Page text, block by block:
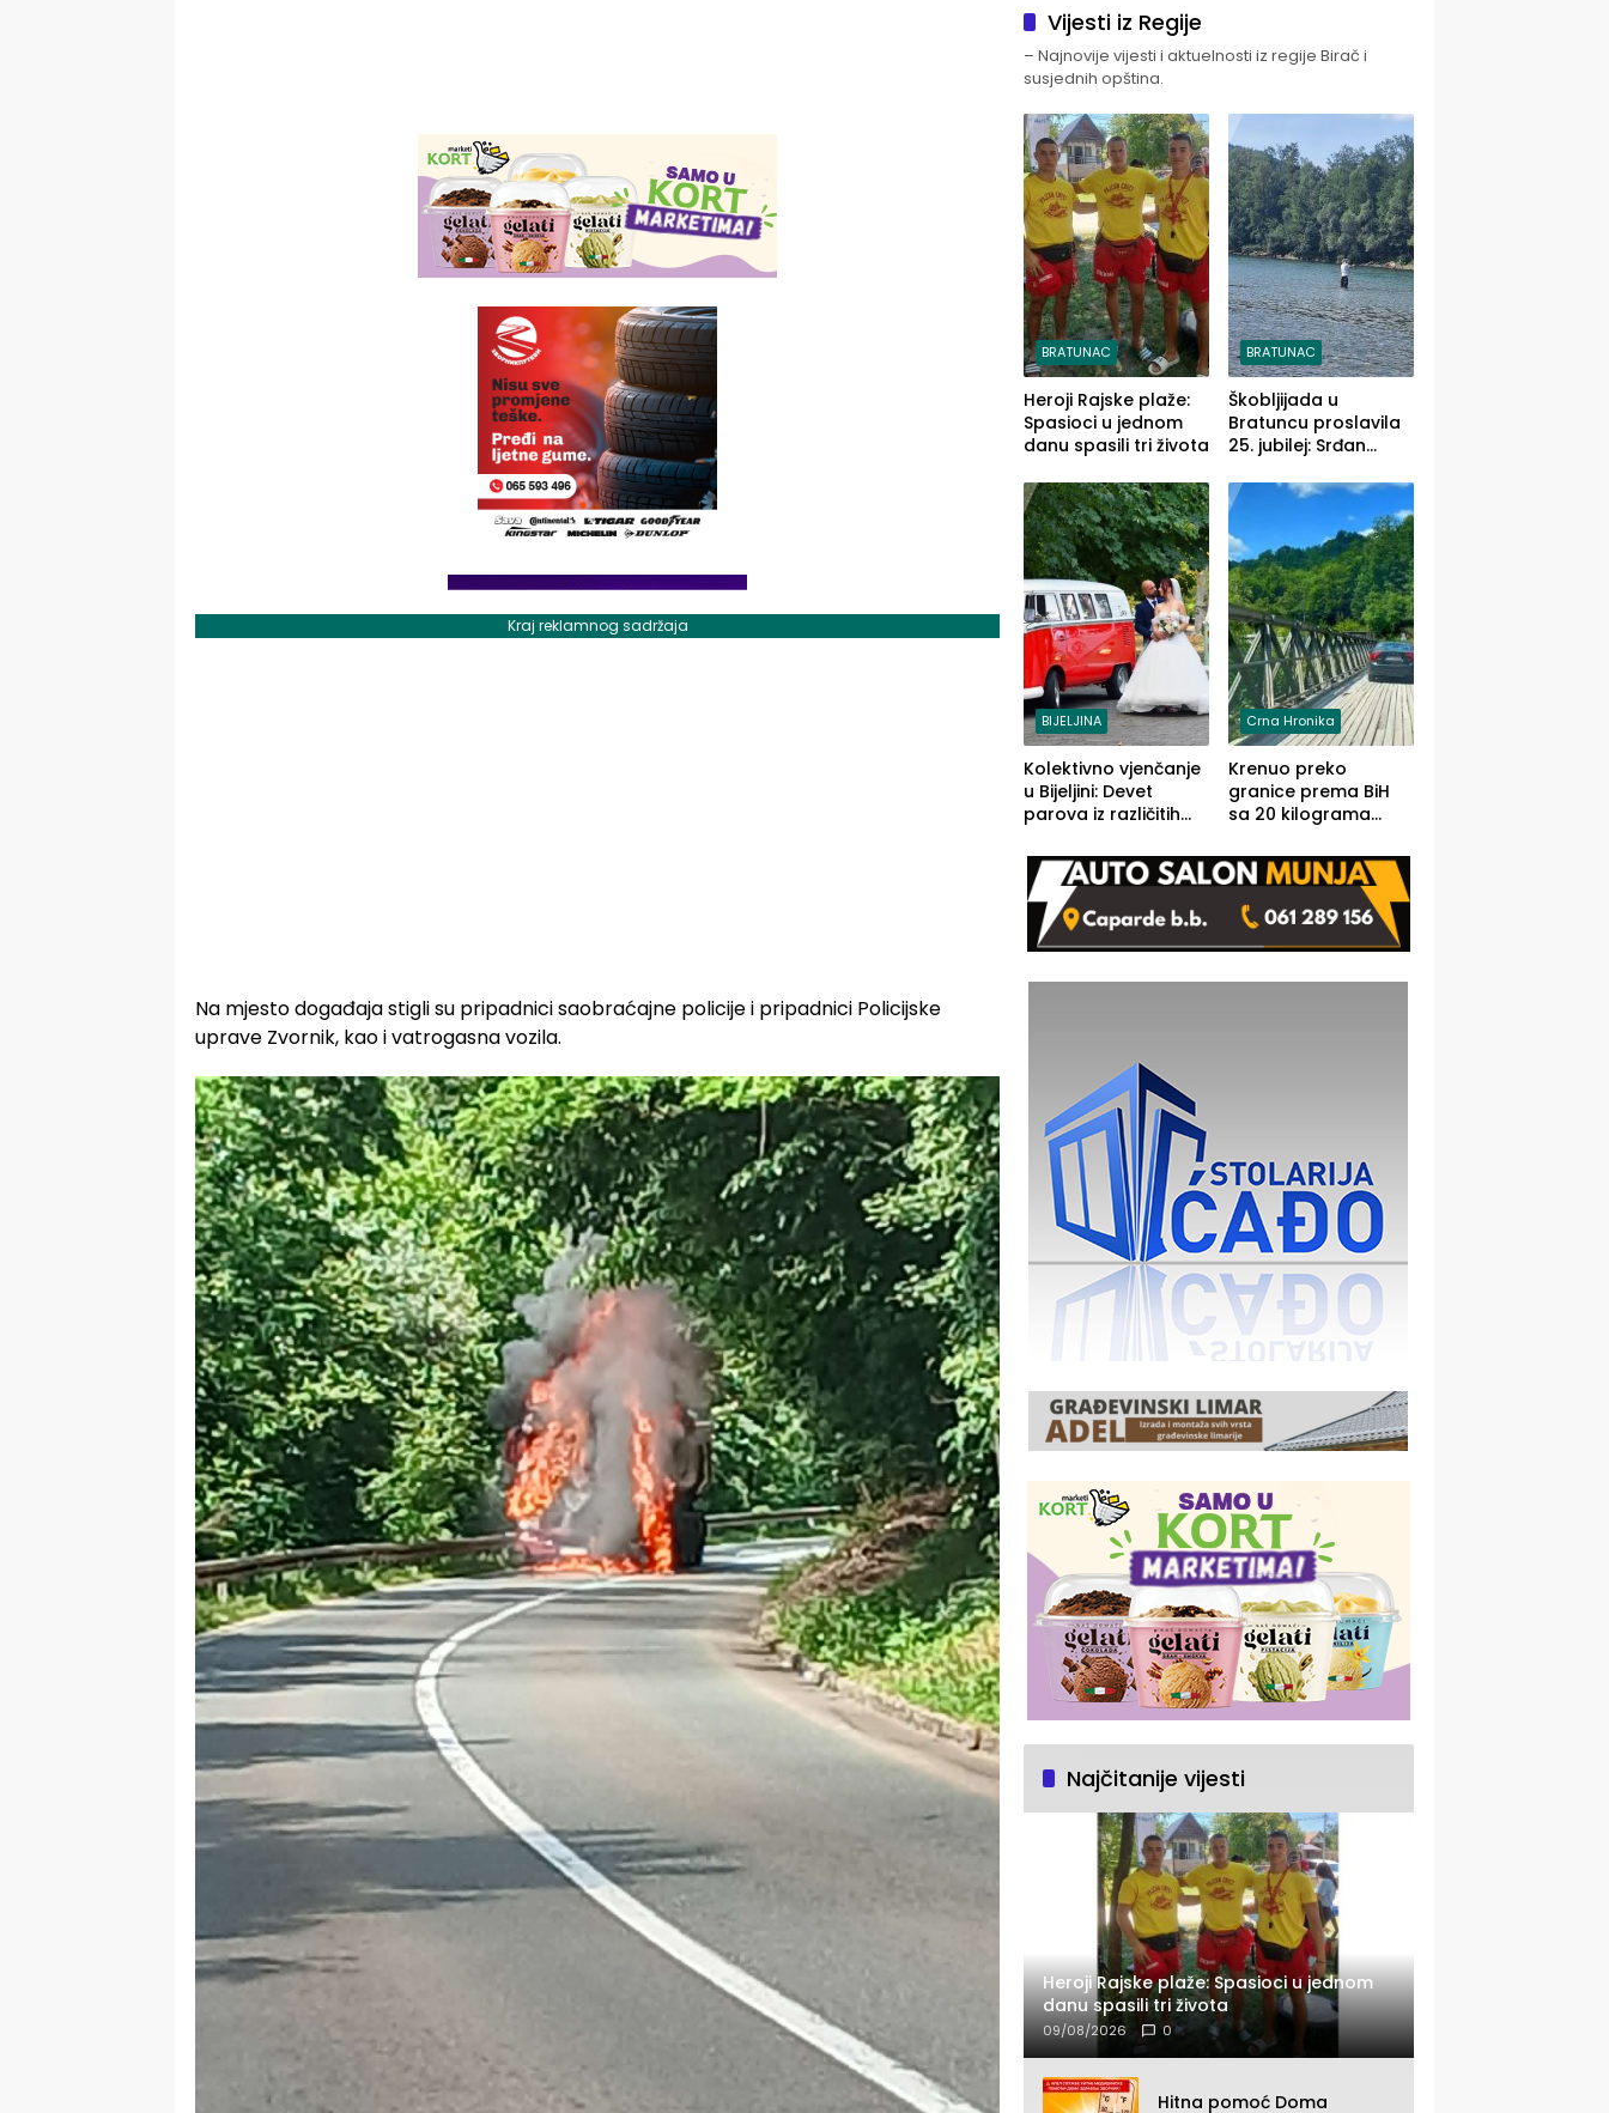
Kraj reklamnog sadržaja
Na mjesto događaja stigli su pripadnici saobraćajne policije i pripadnici Policijske
uprave Zvornik, kao i vatrogasna vozila.
Vijesti iz Regije
– Najnovije vijesti i aktuelnosti iz regije Birač i
susjednih opština.
BRATUNAC
Heroji Rajske plaže:
Spasioci u jednom
danu spasili tri života
BRATUNAC
Škobljijada u
Bratuncu proslavila
25. jubilej: Srđan
ulovom od 2.040
grama (FOTO)
BIJELJINA
Kolektivno vjenčanje
u Bijeljini: Devet
parova iz različitih
izgovorilo
sudbonosno da
Crna Hronika
Krenuo preko
granice prema BiH
sa 20 kilograma
u automobilu
Najčitanije vijesti
Heroji Rajske plaže: Spasioci u jednom
danu spasili tri života
09/08/2026 0
Hitna pomoć Doma